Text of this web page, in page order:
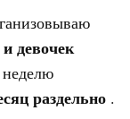
девочек
раздельно .